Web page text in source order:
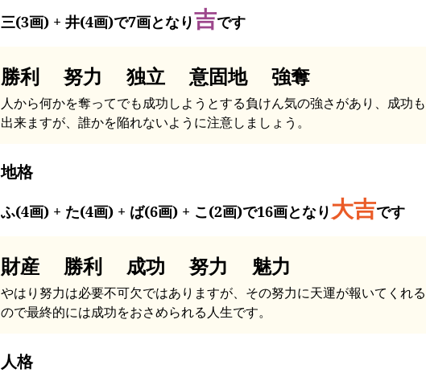
三(3画) + 井(4画)で7画となり吉です
勝利 努力 独立 意固地 強奪
人から何かを奪ってでも成功しようとする負けん気の強さがあり、成功も
出来ますが、誰かを陥れないように注意しましょう。
地格
ふ(4画) + た(4画) + ば(6画) + こ(2画)で16画となり 大吉です
財産 勝利 成功 努力 魅力
やはり努力は必要不可欠ではありますが、その努力に天運が報いてくれる
ので最終的には成功をおさめられる人生です。
人格